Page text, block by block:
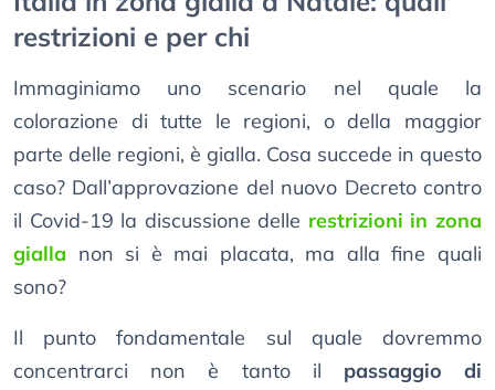
restrizioni e per chi
Immaginiamo uno scenario nel quale la
colorazione di tutte le regioni, o della maggior
parte delle regioni, è gialla. Cosa succede in questo
caso? Dall’approvazione del nuovo Decreto contro
il Covid-19 la discussione delle restrizioni in zona
gialla non si è mai placata, ma alla fine quali
sono?
Il punto fondamentale sul quale dovremmo
concentrarci non è tanto il passaggio di